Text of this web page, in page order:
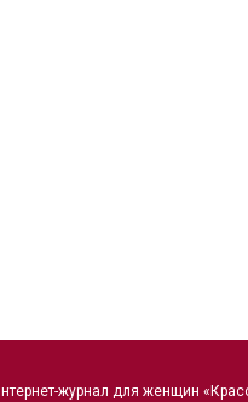
журнал для женщин